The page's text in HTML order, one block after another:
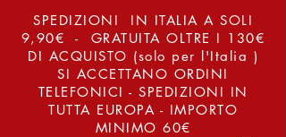
SPEDIZIONI IN ITALIA A SOLI
9,90€ - GRATUITA OLTRE I 130€
DI ACQUISTO (solo per l'Italia )
SI ACCETTANO ORDINI
TELEFONICI - SPEDIZIONI IN
TUTTA EUROPA - IMPORTO
MINIMO 60€